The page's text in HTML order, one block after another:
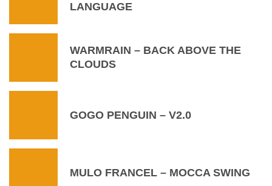
LANGUAGE
WARMRAIN – BACK ABOVE THE
CLOUDS
GOGO PENGUIN – V2.0
MULO FRANCEL – MOCCA SWING